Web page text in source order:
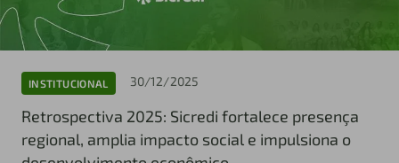
INSTITUCIONAL 30/12/2025
Retrospectiva 2025: Sicredi fortalece presença
regional, amplia impacto social e impulsiona o